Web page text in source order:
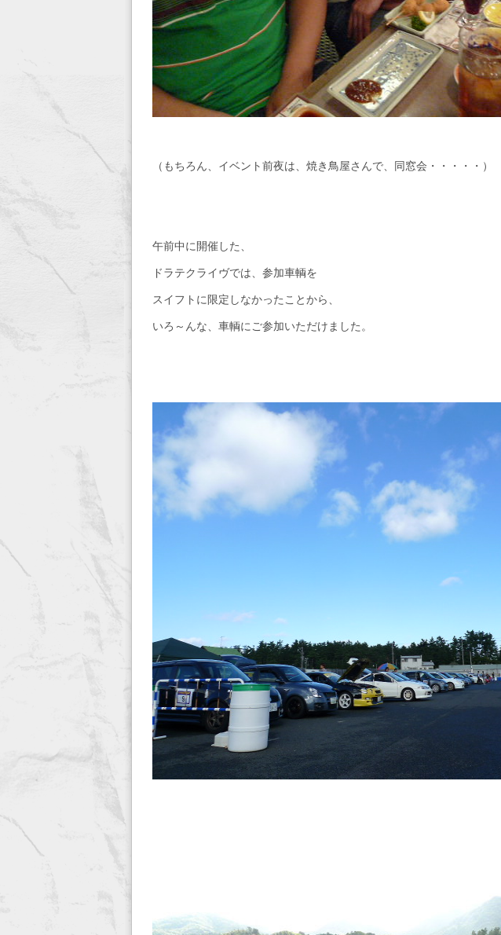
（もちろん、イベント前夜は、焼き鳥屋さんで、同窓会・・・・・）
午前中に開催した、
ドラテクライヴでは、参加車輌を
スイフトに限定しなかったことから、
いろ～んな、車輌にご参加いただけました。